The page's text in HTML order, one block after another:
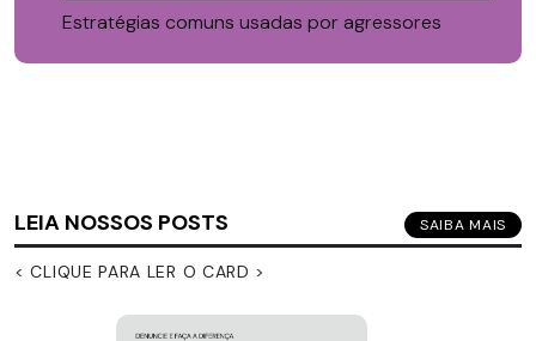
Estratégias comuns usadas por agressores
LEIA NOSSOS POSTS SAIBA MAIS
< CLIQUE PARA LER O CARD >